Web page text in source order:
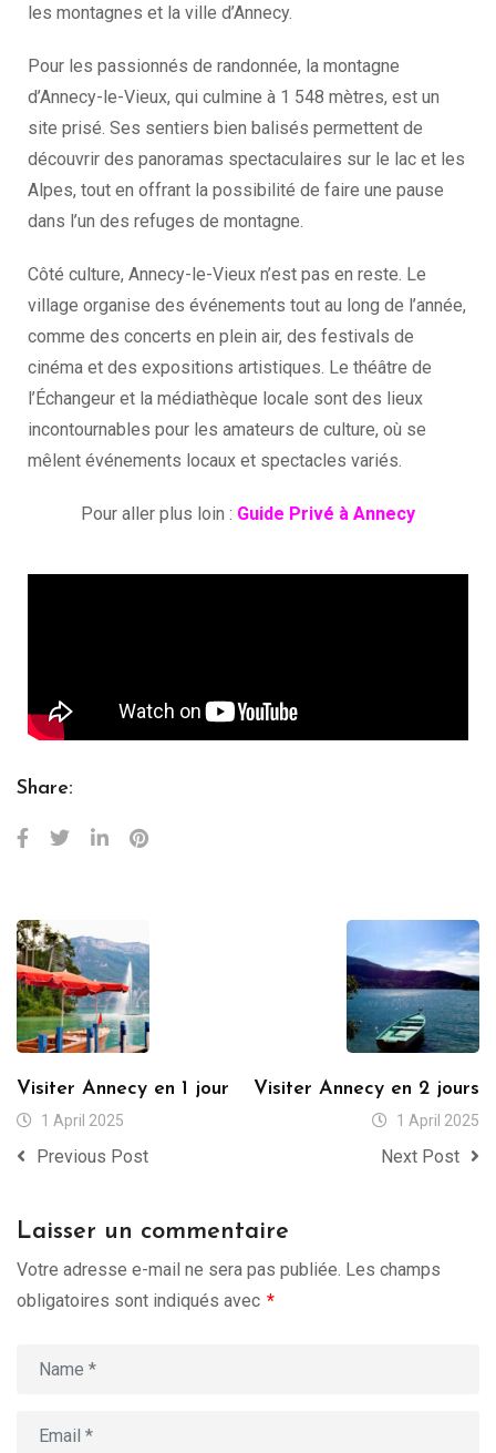
les montagnes et la ville d’Annecy.
Pour les passionnés de randonnée, la montagne
d’Annecy-le-Vieux, qui culmine à 1 548 mètres, est un
site prisé. Ses sentiers bien balisés permettent de
découvrir des panoramas spectaculaires sur le lac et les
Alpes, tout en offrant la possibilité de faire une pause
dans l’un des refuges de montagne.
Côté culture, Annecy-le-Vieux n’est pas en reste. Le
village organise des événements tout au long de l’année,
comme des concerts en plein air, des festivals de
cinéma et des expositions artistiques. Le théâtre de
l’Échangeur et la médiathèque locale sont des lieux
incontournables pour les amateurs de culture, où se
mêlent événements locaux et spectacles variés.
Pour aller plus loin : Guide Privé à Annecy
Share:
Visiter Annecy en 1 jour
1 April 2025
Previous Post
Visiter Annecy en 2 jours
1 April 2025
Next Post
Laisser un commentaire
Votre adresse e-mail ne sera pas publiée. Les champs
obligatoires sont indiqués avec *